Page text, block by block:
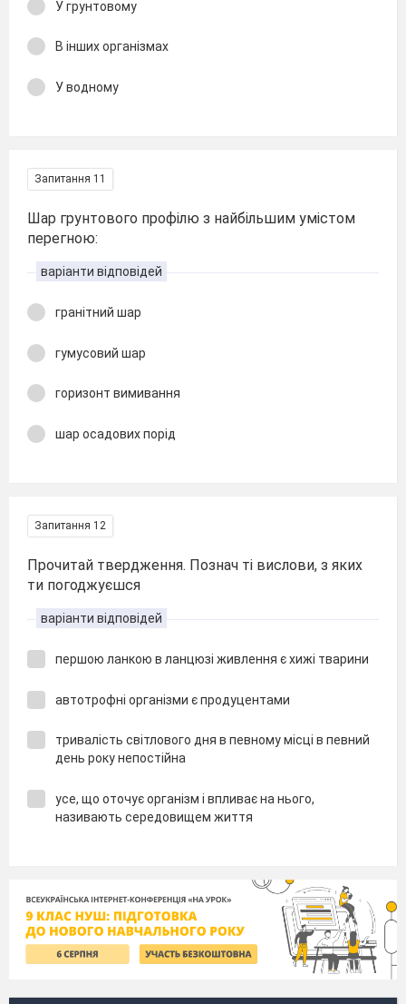
У грунтовому
В інших організмах
У водному
Запитання 11
Шар грунтового профілю з найбільшим умістом
перегною:
варіанти відповідей
гранітний шар
гумусовий шар
горизонт вимивання
шар осадових порід
Запитання 12
Прочитай твердження. Познач ті вислови, з яких
ти погоджуєшся
варіанти відповідей
першою ланкою в ланцюзі живлення є хижі тварини
автотрофні організми є продуцентами
тривалість світлового дня в певному місці в певний
день року непостійна
усе, що оточує організм і впливає на нього,
називають середовищем життя